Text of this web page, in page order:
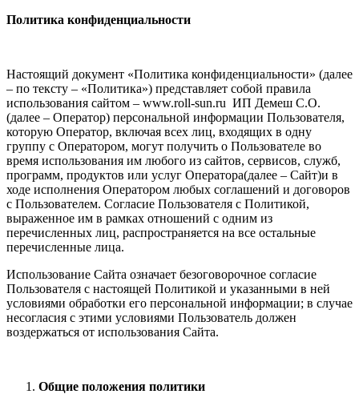
Политика конфиденциальности
Настоящий документ «Политика конфиденциальности» (далее
– по тексту – «Политика») представляет собой правила
использования сайтом – www.roll-sun.ru ИП Демеш С.О.
(далее – Оператор) персональной информации Пользователя,
которую Оператор, включая всех лиц, входящих в одну
группу с Оператором, могут получить о Пользователе во
время использования им любого из сайтов, сервисов, служб,
программ, продуктов или услуг Оператора(далее – Сайт)и в
ходе исполнения Оператором любых соглашений и договоров
с Пользователем. Согласие Пользователя с Политикой,
выраженное им в рамках отношений с одним из
перечисленных лиц, распространяется на все остальные
перечисленные лица.
Использование Сайта означает безоговорочное согласие
Пользователя с настоящей Политикой и указанными в ней
условиями обработки его персональной информации; в случае
несогласия с этими условиями Пользователь должен
воздержаться от использования Сайта.
Общие положения политики